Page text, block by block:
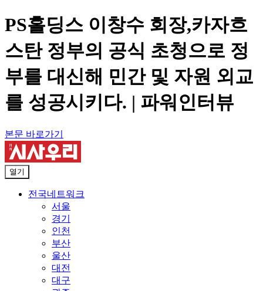
PS홀딩스 이창수 회장,카자흐
스탄 정부의 공식 초청으로 정
부를 대신해 민간 및 자원 외교
를 성공시키다. | 파워인터뷰
본문 바로가기
열기
전국네트워크
서울
경기
인천
부산
울산
대전
대구